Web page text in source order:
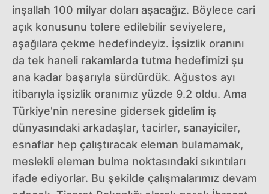
inşallah 100 milyar doları aşacağız. Böylece cari
açık konusunu tolere edilebilir seviyelere,
aşağılara çekme hedefindeyiz. İşsizlik oranını
da tek haneli rakamlarda tutma hedefimizi şu
ana kadar başarıyla sürdürdük. Ağustos ayı
itibarıyla işsizlik oranımız yüzde 9.2 oldu. Ama
Türkiye'nin neresine gidersek gidelim iş
dünyasındaki arkadaşlar, tacirler, sanayiciler,
esnaflar hep çalıştıracak eleman bulamamak,
meslekli eleman bulma noktasındaki sıkıntıları
ifade ediyorlar. Bu şekilde çalışmalarımız devam